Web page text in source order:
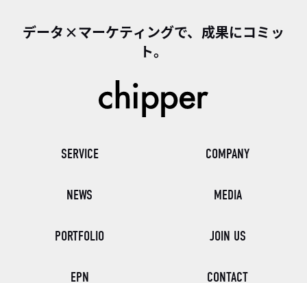
データ×マーケティングで、成果にコミッ
ト。
SERVICE COMPANY
NEWS MEDIA
PORTFOLIO JOIN US
EPN CONTACT